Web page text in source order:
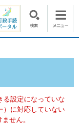
る設定になっていな
）に対応していない
せん。